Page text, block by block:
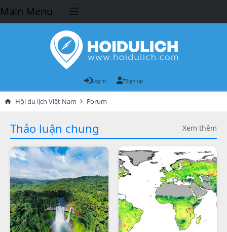
Main Menu
Log in Sign up
Hội du lịch Việt Nam Forum
Thảo luận chung Xem thêm